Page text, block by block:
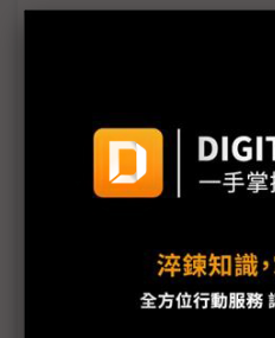
台達2025台北國際自動化
人、虛實整合方案打造智
BIOSTAR映泰與MEMRYX
手展出先進邊緣AI運算解